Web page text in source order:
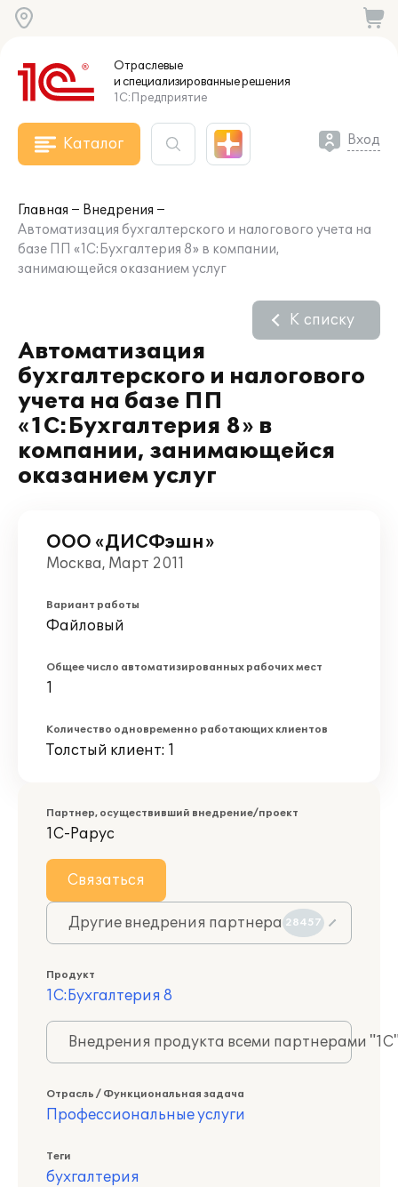
Отраслевые
и специализированныерешения
1С:Предприятие
Каталог Вход
Главная
Внедрения
Автоматизация бухгалтерского и налогового учета на
базе ПП «1С:Бухгалтерия 8» в компании,
занимающейся оказанием услуг
Автоматизация
бухгалтерского и налогового
учета на базе ПП
«1С:Бухгалтерия 8» в
компании, занимающейся
оказанием услуг
К списку
ООО «ДИСФэшн»
Москва, Март 2011
Вариант работы
Файловый
Общее число автоматизированных рабочих мест
1
Количество одновременно работающих клиентов
Толстый клиент: 1
Партнер, осуществивший внедрение/проект
1С-Рарус
Связаться
Другие внедрения партнера 28457
Продукт
1С:Бухгалтерия 8
Внедрения продукта всеми партнерами
Отрасль / Функциональная задача
Профессиональные услуги
Теги
бухгалтерия